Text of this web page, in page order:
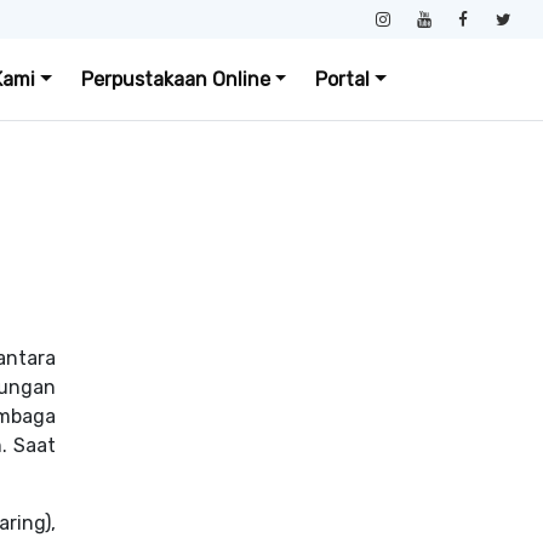
Perpustakaan Online Portal
Saat